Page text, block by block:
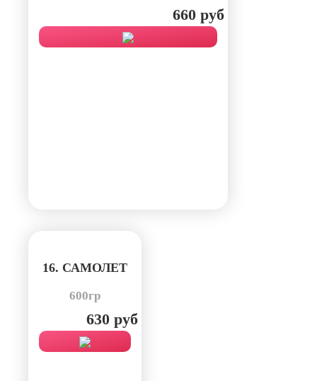
660 руб
16. САМОЛЕТ
600гр
630 руб